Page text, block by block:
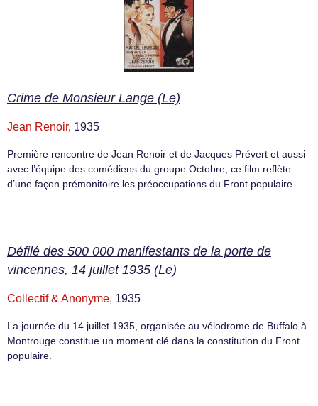
Crime de Monsieur Lange (Le)
Jean Renoir, 1935
Première rencontre de Jean Renoir et de Jacques Prévert et aussi
avec l’équipe des comédiens du groupe Octobre, ce film reflète
d’une façon prémonitoire les préoccupations du Front populaire.
Défilé des 500 000 manifestants de la porte de
vincennes, 14 juillet 1935 (Le)
Collectif & Anonyme, 1935
La journée du 14 juillet 1935, organisée au vélodrome de Buffalo à
Montrouge constitue un moment clé dans la constitution du Front
populaire.